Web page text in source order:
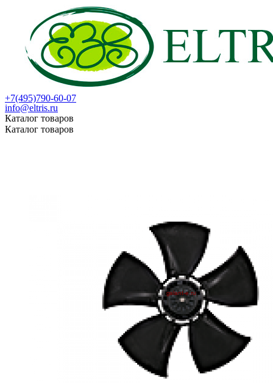
+7(495)790-60-07
info@eltris.ru
Каталог товаров
Каталог товаров